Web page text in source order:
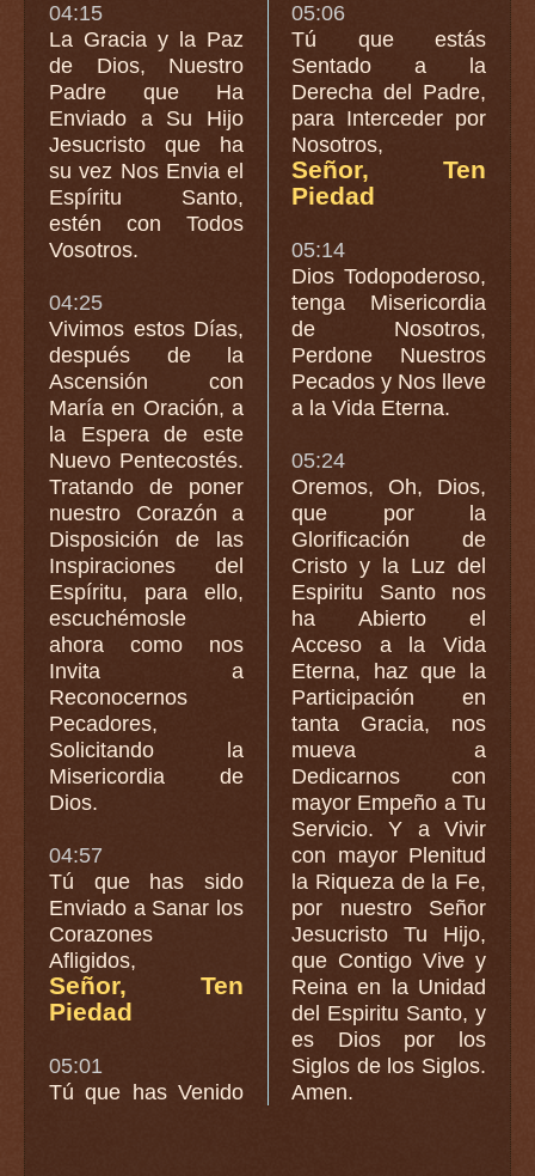
04:15
La Gracia y la Paz
de Dios, Nuestro
Padre que Ha
Enviado a Su Hijo
Jesucristo que ha
su vez Nos Envia el
Espíritu Santo,
estén con Todos
Vosotros.
04:25
Vivimos estos Días,
después de la
Ascensión con
María en Oración, a
la Espera de este
Nuevo Pentecostés.
Tratando de poner
nuestro Corazón a
Disposición de las
Inspiraciones del
Espíritu, para ello,
escuchémosle
ahora como nos
Invita a
Reconocernos
Pecadores,
Solicitando la
Misericordia de
Dios.
04:57
Tú que has sido
Enviado a Sanar los
Corazones
Afligidos,
Señor, Ten
Piedad
05:01
Tú que has Venido
05:06
Tú que estás
Sentado a la
Derecha del Padre,
para Interceder por
Nosotros,
Señor, Ten
Piedad
05:14
Dios Todopoderoso,
tenga Misericordia
de Nosotros,
Perdone Nuestros
Pecados y Nos lleve
a la Vida Eterna.
05:24
Oremos, Oh, Dios,
que por la
Glorificación de
Cristo y la Luz del
Espiritu Santo nos
ha Abierto el
Acceso a la Vida
Eterna, haz que la
Participación en
tanta Gracia, nos
mueva a
Dedicarnos con
mayor Empeño a Tu
Servicio. Y a Vivir
con mayor Plenitud
la Riqueza de la Fe,
por nuestro Señor
Jesucristo Tu Hijo,
que Contigo Vive y
Reina en la Unidad
del Espiritu Santo, y
es Dios por los
Siglos de los Siglos.
Amen.